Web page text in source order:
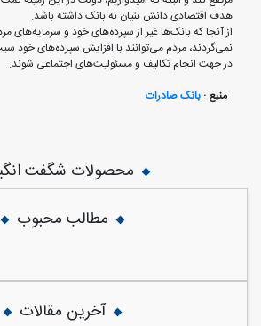
هدف اقتصادی دانش بنیان به بانک داشته باشد.
از آنجا که بانک‌ها غیر از سپرده‌های خود و سرمایه‌های
نمی‌گردند، مردم می‌توانند با افزایش سپرده‌های خود
در جهت انجام تکالیف و مسئولیت‌های اجتماعی شوند.
منبع : بانک صادرات
محصولات شگفت
مطالب محبوب
آخرین مقالات